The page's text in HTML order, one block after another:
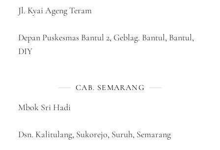
Jl. Kyai Ageng Teram
Depan Puskesmas Bantul 2, Geblag. Bantul, Bantul,
DIY
CAB. SEMARANG
Mbok Sri Hadi
Dsn. Kalitulang, Sukorejo, Suruh, Semarang